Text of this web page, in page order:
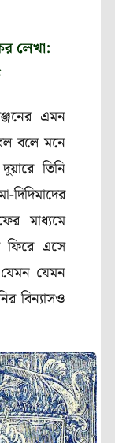
লেখা:
এমন
বলে মনে
তিনি
মাধ্যমে
ফিরে এসে
যেমন
বিন্যাসও